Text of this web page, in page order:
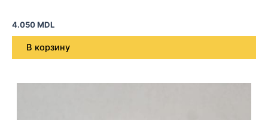
4.050MDL
В корзину